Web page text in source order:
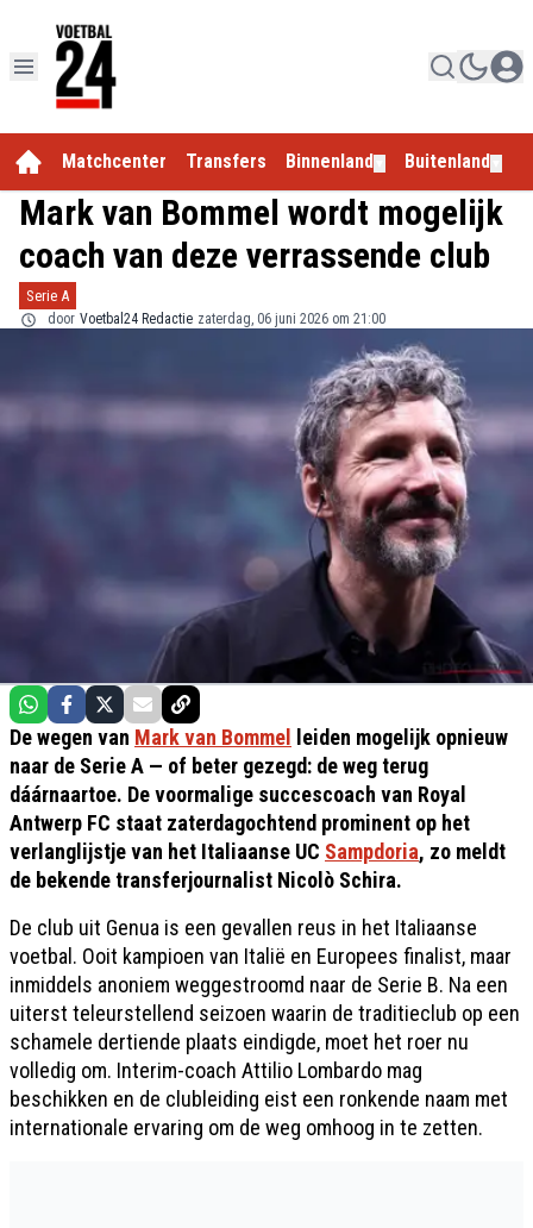
Matchcenter Transfers Binnenland Buitenland
Mark van Bommel wordt mogelijk
coach van deze verrassende club
Serie A
door Voetbal24 Redactie zaterdag, 06 juni 2026 om 21:00
De wegen van Mark van Bommel leiden mogelijk opnieuw
naar de Serie A — of beter gezegd: de weg terug
dáárnaartoe. De voormalige succescoach van Royal
Antwerp FC staat zaterdagochtend prominent op het
verlanglijstje van het Italiaanse UC Sampdoria, zo meldt
de bekende transferjournalist Nicolò Schira.
De club uit Genua is een gevallen reus in het Italiaanse
voetbal. Ooit kampioen van Italië en Europees finalist, maar
inmiddels anoniem weggestroomd naar de Serie B. Na een
uiterst teleurstellend seizoen waarin de traditieclub op een
schamele dertiende plaats eindigde, moet het roer nu
volledig om. Interim-coach Attilio Lombardo mag
beschikken en de clubleiding eist een ronkende naam met
internationale ervaring om de weg omhoog in te zetten.